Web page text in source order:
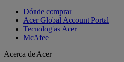
Dónde comprar
Acer Global Account Portal
Tecnologías Acer
McAfee
Acerca de Acer